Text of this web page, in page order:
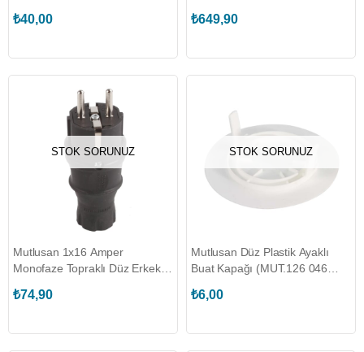
012012 20 00)
₺40,00 ₺649,90
STOK SORUNUZ
Mutlusan 1x16 Amper
Monofaze Topraklı Düz Erkek
₺74,90
STOK SORUNUZ
Mutlusan Düz Plastik Ayaklı
Buat Kapağı (MUT.126 046
₺6,00